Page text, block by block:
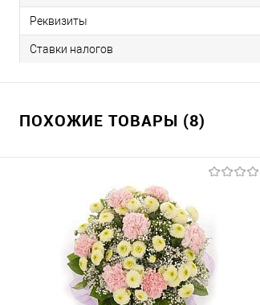
Реквизиты
Ставки налогов
ПОХОЖИЕ ТОВАРЫ (8)